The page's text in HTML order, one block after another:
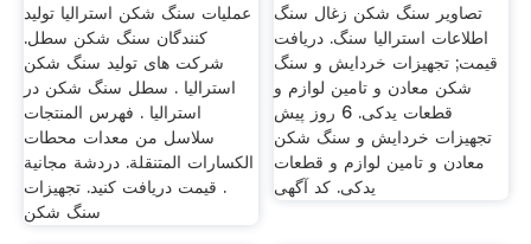
عملیات سنگ شکن استرالیا تولید
کنندگان سنگ شکن سطل.
شرکت های تولید سنگ شکن
استرالیا . سطل سنگ شکن در
استرالیا . فهرس المنتجات
سلاسل من معدات محطات
الكسارات المتنقلة. دردشة مجانية
. قیمت دریافت کنید. تجهیزات
سنگ شکن
تصاویر سنگ شکن زغال سنگ
اطلاعات استرالیا سنگ. دریافت
قیمت; تجهیزات خردایش و سنگ
شکن معادن و تامین لوازم و
قطعات یدکی. 6 روز پیش
تجهیزات خردایش و سنگ شکن
معادن و تامین لوازم و قطعات
یدکی. کد آگهی